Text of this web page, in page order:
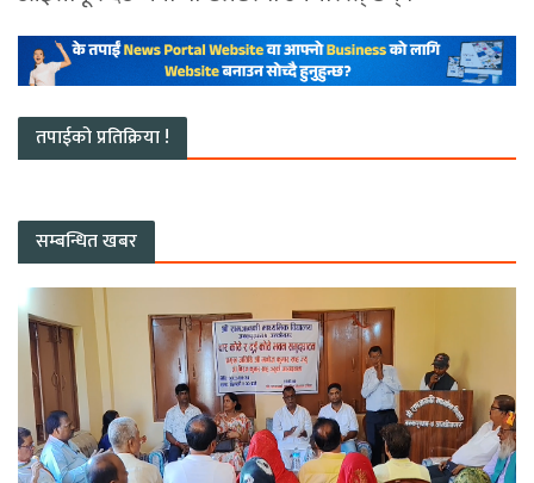
तपाईको प्रतिक्रिया !
सम्बन्धित खबर